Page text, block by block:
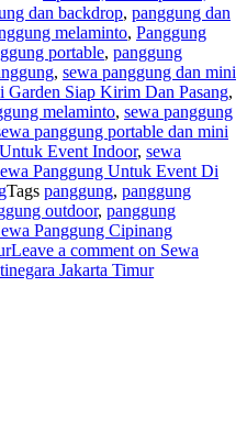
dan backdrop, panggung dan
melaminto, Panggung
portable, panggung
, sewa panggung dan mini
Garden Siap Kirim Dan Pasang,
melaminto, sewa panggung
panggung portable dan mini
Event Indoor, sewa
Panggung Untuk Event Di
Tags panggung, panggung
outdoor, panggung
Panggung Cipinang
Leave a comment on Sewa
Jakarta Timur